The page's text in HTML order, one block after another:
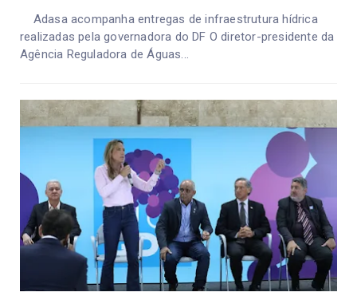
Adasa acompanha entregas de infraestrutura hídrica
realizadas pela governadora do DF O diretor-presidente da
Agência Reguladora de Águas...